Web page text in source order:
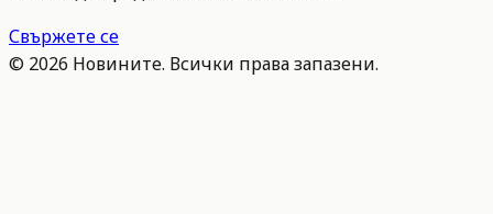
Свържете се
© 2026 Новините. Всички права запазени.